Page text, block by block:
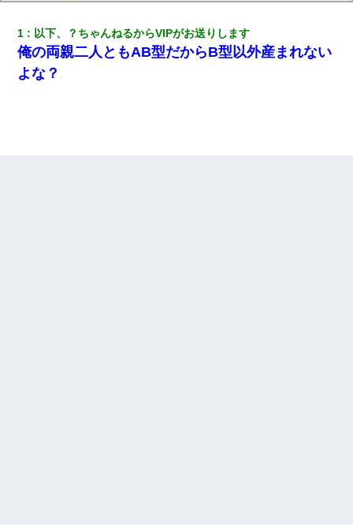
1 以下、？ちゃんねるからVIPがお送りします
俺の両親二人ともAB型だからB型以外産まれない
よな？